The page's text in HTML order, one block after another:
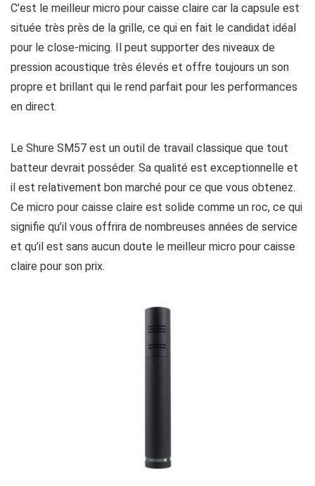
C’est le meilleur micro pour caisse claire car la capsule est
située très près de la grille, ce qui en fait le candidat idéal
pour le close-micing. Il peut supporter des niveaux de
pression acoustique très élevés et offre toujours un son
propre et brillant qui le rend parfait pour les performances
en direct.
Le Shure SM57 est un outil de travail classique que tout
batteur devrait posséder. Sa qualité est exceptionnelle et
il est relativement bon marché pour ce que vous obtenez.
Ce micro pour caisse claire est solide comme un roc, ce qui
signifie qu’il vous offrira de nombreuses années de service
et qu’il est sans aucun doute le meilleur micro pour caisse
claire pour son prix.